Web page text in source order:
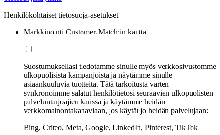
Henkilökohtaiset tietosuoja-asetukset
Markkinointi Customer-Match:in kautta
Suostumuksellasi tiedotamme sinulle myös verkkosivustomme
ulkopuolisista kampanjoista ja näytämme sinulle
asiaankuuluvia tuotteita. Tätä tarkoitusta varten
synkronoimme salatut henkilötietosi seuraavien ulkopuolisten
palveluntarjoajien kanssa ja käytämme heidän
verkkomainontakanaviaan, jos käytät jo heidän palvelujaan:
Bing, Criteo, Meta, Google, LinkedIn, Pinterest, TikTok